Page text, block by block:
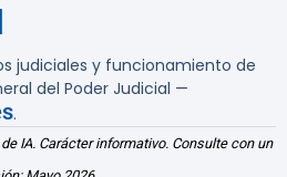
judiciales y funcionamiento de
del Poder Judicial —
.
IA. Carácter informativo. Consulte con un